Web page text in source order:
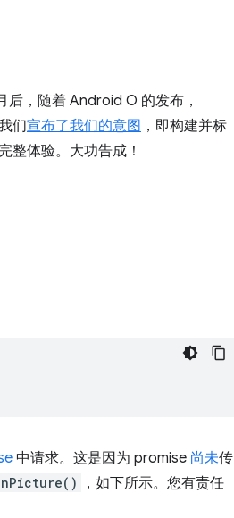
后，随着 Android O 的发布，
们宣布了我们的意图 ，即构建并标
整体验。大功告成！
中请求。这是因为 promise 尚未传
，如下所示。您有责任